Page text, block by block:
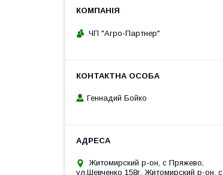
ЧП "Агро-Партнер"
Геннадий Бойко
Житомирский р-он, с Пряжево,
ул.Шевченко 158г, Житомирский р-он, с